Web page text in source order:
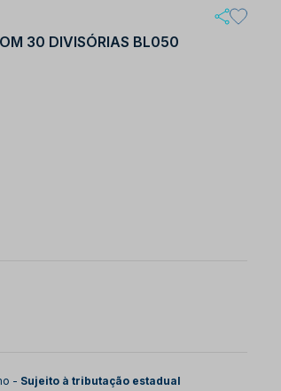
30 DIVISÓRIAS BL050
- Sujeito à tributação estadual